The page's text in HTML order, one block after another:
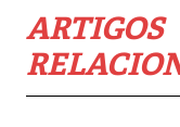
ARTIGOS